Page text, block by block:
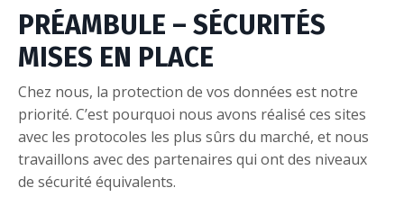
PRÉAMBULE – SÉCURITÉS
MISES EN PLACE
Chez nous, la protection de vos données est notre
priorité. C’est pourquoi nous avons réalisé ces sites
avec les protocoles les plus sûrs du marché, et nous
travaillons avec des partenaires qui ont des niveaux
de sécurité équivalents.